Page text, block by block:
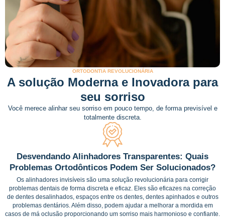
ORTODONTIA REVOLUCIONÁRIA
A solução Moderna e Inovadora para
seu sorriso
Você merece alinhar seu sorriso em pouco tempo, de forma previsível e
totalmente discreta.
Desvendando Alinhadores Transparentes: Quais
Problemas Ortodônticos Podem Ser Solucionados?
Os alinhadores invisíveis são uma solução revolucionária para corrigir
problemas dentais de forma discreta e eficaz. Eles são eficazes na correção
de dentes desalinhados, espaços entre os dentes, dentes apinhados e outros
problemas dentários. Além disso, podem ajudar a melhorar a mordida em
casos de má oclusão proporcionando um sorriso mais harmonioso e confiante.